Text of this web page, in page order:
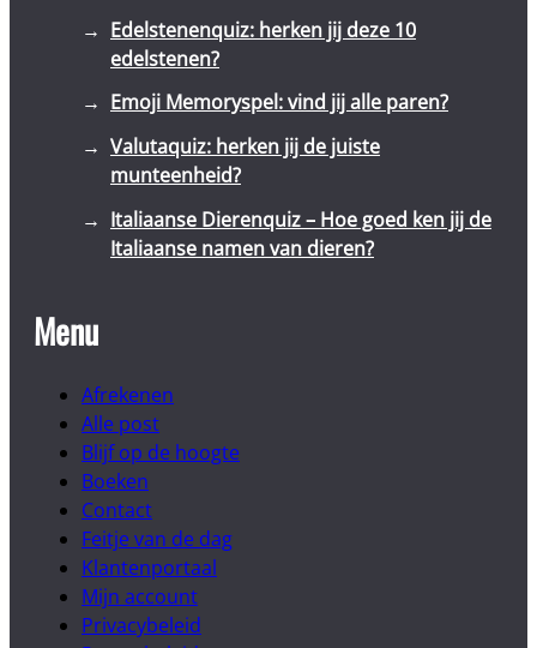
Edelstenenquiz: herken jij deze 10
edelstenen?
Emoji Memoryspel: vind jij alle paren?
Valutaquiz: herken jij de juiste
munteenheid?
Italiaanse Dierenquiz – Hoe goed ken jij de
Italiaanse namen van dieren?
Menu
Afrekenen
Alle post
Blijf op de hoogte
Boeken
Contact
Feitje van de dag
Klantenportaal
Mijn account
Privacybeleid